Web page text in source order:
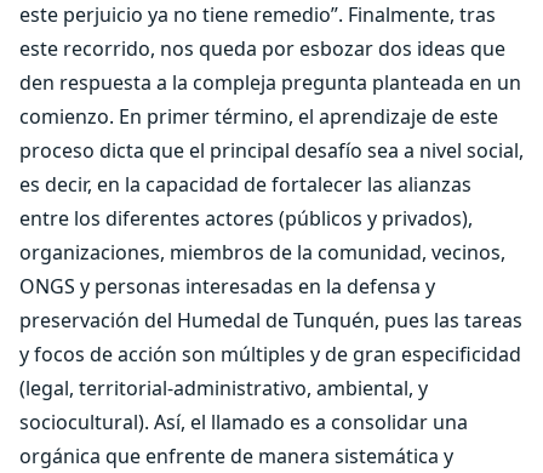
este perjuicio ya no tiene remedio”. Finalmente, tras
este recorrido, nos queda por esbozar dos ideas que
den respuesta a la compleja pregunta planteada en un
comienzo. En primer término, el aprendizaje de este
proceso dicta que el principal desafío sea a nivel social,
es decir, en la capacidad de fortalecer las alianzas
entre los diferentes actores (públicos y privados),
organizaciones, miembros de la comunidad, vecinos,
ONGS y personas interesadas en la defensa y
preservación del Humedal de Tunquén, pues las tareas
y focos de acción son múltiples y de gran especificidad
(legal, territorial-administrativo, ambiental, y
sociocultural). Así, el llamado es a consolidar una
orgánica que enfrente de manera sistemática y